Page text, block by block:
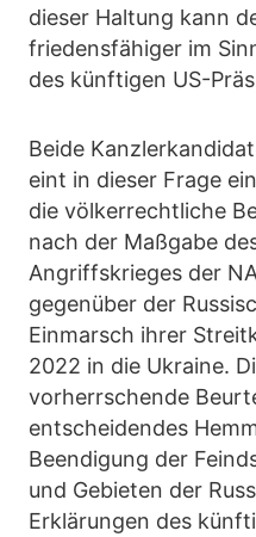
dieser Haltung kann
friedensfähiger im
des künftigen US-
Beide
eint in dieser Frage
die völkerrechtliche
nach der Maßgabe
Angriffskrieges der
gegenüber der
Einmarsch ihrer
2022 in die Ukraine.
vorherrschende
entscheidendes
Beendigung der
und Gebieten der
Erklärungen des